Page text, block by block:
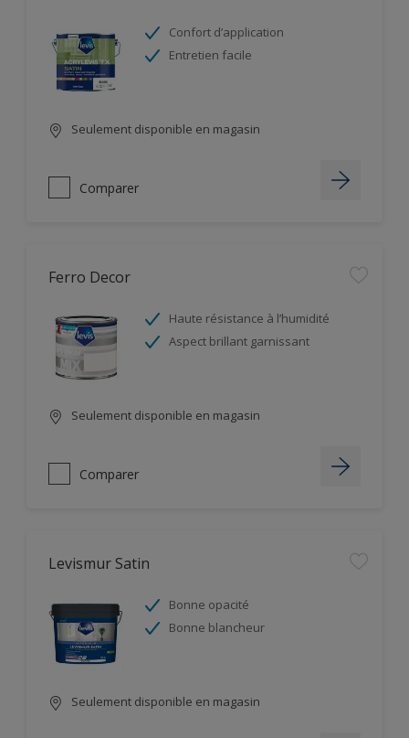
Confort d’application
Entretien facile
Seulement disponible en magasin
Comparer
Ferro Decor
Haute résistance à l’humidité
Aspect brillant garnissant
Seulement disponible en magasin
Comparer
Levismur Satin
Bonne opacité
Bonne blancheur
Seulement disponible en magasin